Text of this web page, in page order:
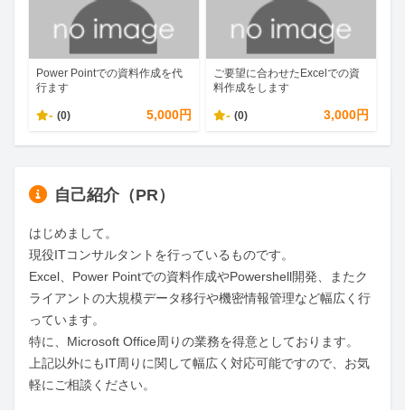
Power Pointでの資料作成を代
行ます
- (0) 5,000円
ご要望に合わせたExcelでの資
料作成をします
- (0) 3,000円
自己紹介（PR）
はじめまして。
現役ITコンサルタントを行っているものです。
Excel、Power Pointでの資料作成やPowershell開発、またク
ライアントの大規模データ移行や機密情報管理など幅広く行
っています。
特に、Microsoft Office周りの業務を得意としております。
上記以外にもIT周りに関して幅広く対応可能ですので、お気
軽にご相談ください。